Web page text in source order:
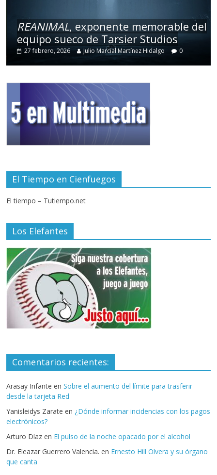
REANIMAL, exponente memorable del
equipo sueco de Tarsier Studios
27 febrero, 2026 Julio Marcial Martínez Hidalgo 0
El Tiempo en Cienfuegos
El tiempo – Tutiempo.net
Los Elefantes
Comentarios recientes:
Arasay Infante enSobre el aumento del límite para trasferir
desde la tarjeta Red
Yanisleidys Zarate en ¿Dónde informar incidencias con los pagos
electrónicos?
Arturo Díaz en El pulso de la noche opacado por el alcohol
Dr. Eleazar Guerrero Valencia. en Ernesto Hill Olvera y su órgano
que canta